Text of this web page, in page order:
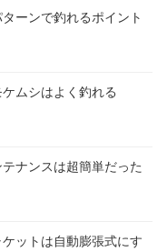
ーンで釣れるポイント
ムシはよく釣れる
ナンスは超簡単だった
ケットは自動膨張式にす